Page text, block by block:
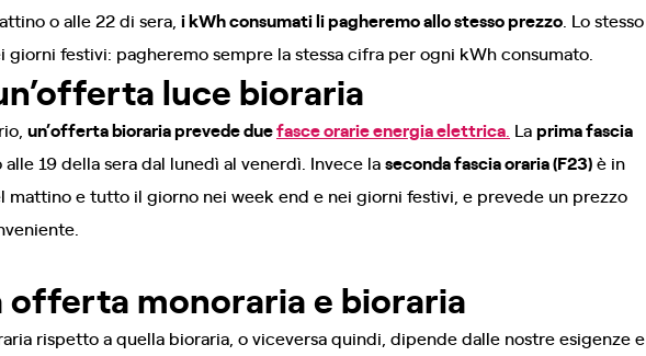
o alle 22 di sera, i kWh consumati li pagheremo allo stesso prezzo . Lo stesso
giorni festivi: pagheremo sempre la stessa cifra per ogni kWh consumato.
luce bioraria
un’offerta bioraria prevede duefasce orarie energia elettrica Laprima fascia
19 della sera dal lunedì al venerdì. Invece laseconda fascia oraria (F23)è in
mattino e tutto il giorno nei week end e nei giorni festivi, e prevede un prezzo
monoraria e bioraria
rispetto a quella bioraria, o viceversa quindi, dipende dalle nostre esigenze e